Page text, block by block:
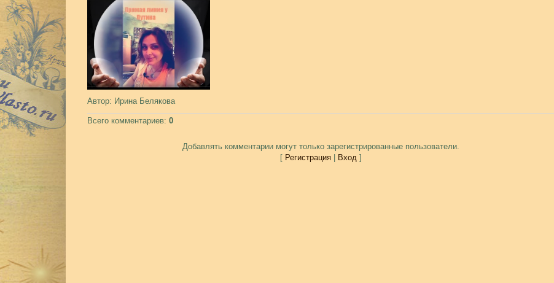
Автор: Ирина Белякова
Всего комментариев: 0
Добавлять комментарии могут только зарегистрированные пользователи.
[ Регистрация| Вход]